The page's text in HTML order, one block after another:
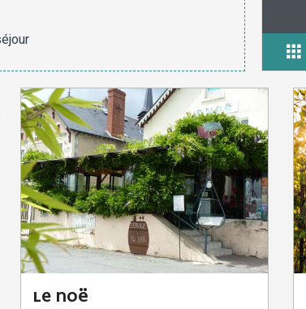
LE NOË